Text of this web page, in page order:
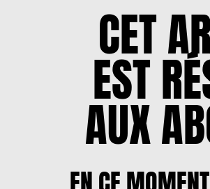
appelé chez lui et lui a ordonné
CET
EST
AUX